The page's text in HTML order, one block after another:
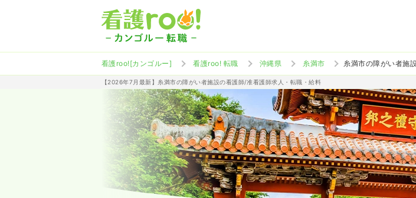
看護roo![カンゴルー] 看護roo! 転職 沖縄県 糸満市 糸満市の障がい者施
【2026年7月最新】糸満市の障がい者施設の看護師/准看護師求人・転職・給料